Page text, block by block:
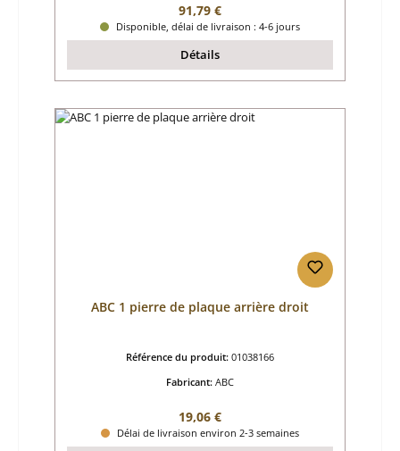
Prix régulier :
91,79 €
Disponible, délai de livraison : 4-6 jours
Détails
ABC 1 pierre de plaque arrière droit
Référence du produit: 01038166
Fabricant: ABC
Prix régulier :
19,06 €
Délai de livraison environ 2-3 semaines